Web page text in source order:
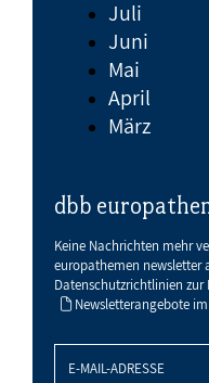
Juli
Juni
Mai
April
März
dbb
Keine Nachrichten mehr
europathemen newsletter
Datenschutzrichtlinien zur
Newsletterangeboteim